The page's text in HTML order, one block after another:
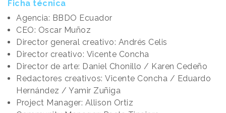
Ficha técnica
Agencia: BBDO Ecuador
CEO: Oscar Muñoz
Director general creativo: Andrés Celis
Director creativo: Vicente Concha
Director de arte: Daniel Chonillo / Karen Cedeño
Redactores creativos: Vicente Concha / Eduardo
Hernández / Yamir Zuñiga
Project Manager: Allison Ortiz